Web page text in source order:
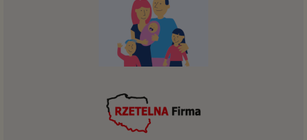
nie musisz jej udzielać. Dzięki naszemu rozwiązaniu
masz również możliwość ograniczenia zakresu lub
zmiany zgody w dowolnym momencie.
Twoje dane, w ramach naszych usług, przetwarzane będą
podmiot przetwarzający dane jednej z dopuszczonych
przez RODO podstaw prawnych i wyłącznie w celu
dostosowanym do danej podstawy, zgodnie z opisem